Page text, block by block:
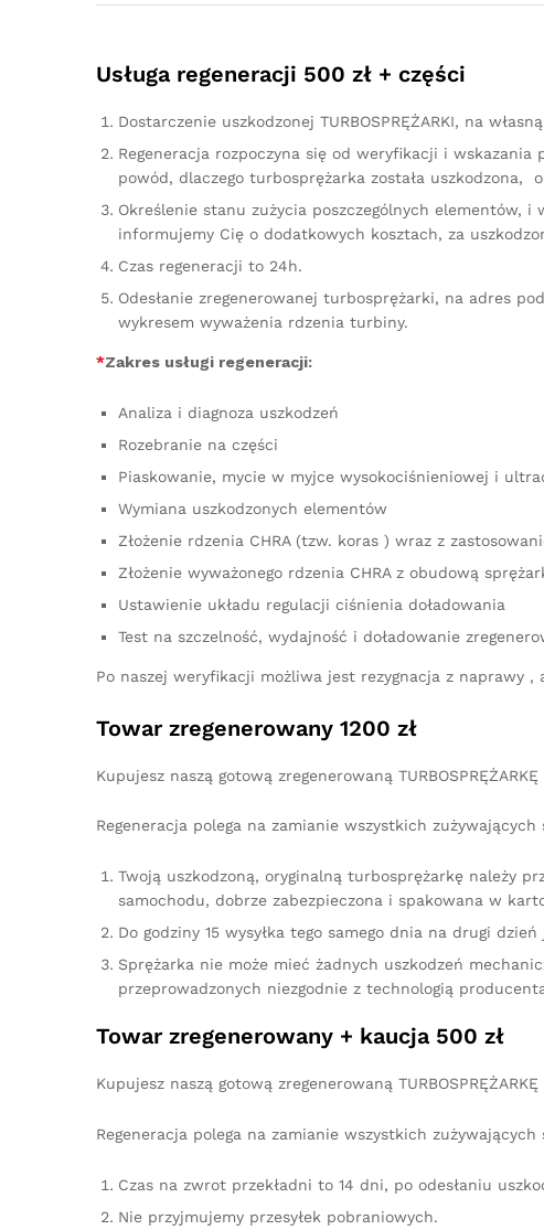
Usługa regeneracji 500 zł + części
Dostarczenie uszkodzonej TURBOSPRĘŻARKI, na
Regeneracja rozpoczyna się od weryfikacji i wskazania
powód, dlaczego turbosprężarka została uszkodzona,
Określenie stanu zużycia poszczególnych elementów,
informujemy Cię o dodatkowych kosztach, za
Czas regeneracji to 24h.
Odesłanie zregenerowanej turbosprężarki, na adres
wykresem wyważenia rdzenia turbiny.
*Zakres usługi regeneracji:
Analiza i diagnoza uszkodzeń
Rozebranie na części
Piaskowanie, mycie w myjce wysokociśnieniowej i
Wymiana uszkodzonych elementów
Złożenie rdzenia CHRA (tzw. koras ) wraz z
Złożenie wyważonego rdzenia CHRA z obudową
Ustawienie układu regulacji ciśnienia doładowania
Test na szczelność, wydajność i doładowanie
Po naszej weryfikacji możliwa jest rezygnacja z naprawy
Towar zregenerowany 1200 zł
Kupujesz naszą gotową zregenerowaną
Regeneracja polega na zamianie wszystkich
Twoją uszkodzoną, oryginalną turbosprężarkę należy
samochodu, dobrze zabezpieczona i spakowana w
Do godziny 15 wysyłka tego samego dnia na drugi
Sprężarka nie może mieć żadnych uszkodzeń
przeprowadzonych niezgodnie z technologią
Towar zregenerowany + kaucja 500 zł
Kupujesz naszą gotową zregenerowaną
Regeneracja polega na zamianie wszystkich
Czas na zwrot przekładni to 14 dni, po odesłaniu
Nie przyjmujemy przesyłek pobraniowych.